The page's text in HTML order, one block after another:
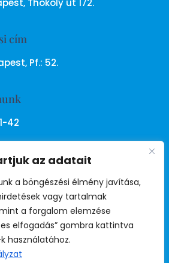
az adatait
a böngészési élmény javítása,
vagy tartalmak
a forgalom elemzése
elfogadás” gombra kattintva
használatához.
Thököly út 172.
cím
Pf.: 52.
42